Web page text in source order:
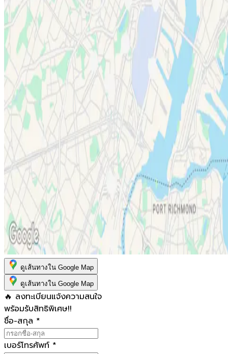
ดูเส้นทางใน Google Map
ดูเส้นทางใน Google Map
🔥 ลงทะเบียนแจ้งความสนใจ
พร้อมรับสิทธิพิเศษ!!
ชื่อ-สกุล *
เบอร์โทรศัพท์ *